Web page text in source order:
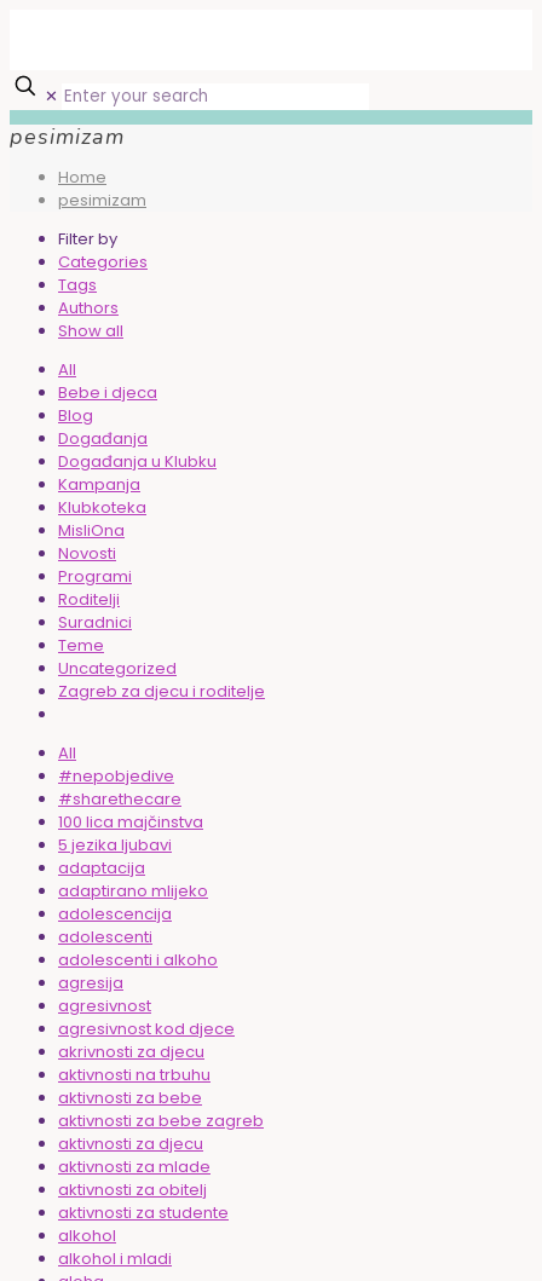
✕
pesimizam
Home
pesimizam
Filter by
Categories
Tags
Authors
Show all
All
Bebe i djeca
Blog
Događanja
Događanja u Klubku
Kampanja
Klubkoteka
MisliOna
Novosti
Programi
Roditelji
Suradnici
Teme
Uncategorized
Zagreb za djecu i roditelje
All
#nepobjedive
#sharethecare
100 lica majčinstva
5 jezika ljubavi
adaptacija
adaptirano mlijeko
adolescencija
adolescenti
adolescenti i alkoho
agresija
agresivnost
agresivnost kod djece
akrivnosti za djecu
aktivnosti na trbuhu
aktivnosti za bebe
aktivnosti za bebe zagreb
aktivnosti za djecu
aktivnosti za mlade
aktivnosti za obitelj
aktivnosti za studente
alkohol
alkohol i mladi